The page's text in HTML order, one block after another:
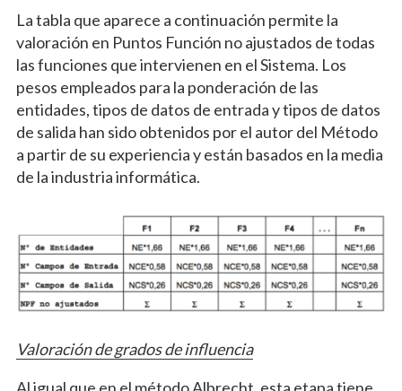
La tabla que aparece a continuación permite la
valoración en Puntos Función no ajustados de todas
las funciones que intervienen en el Sistema. Los
pesos empleados para la ponderación de las
entidades, tipos de datos de entrada y tipos de datos
de salida han sido obtenidos por el autor del Método
a partir de su experiencia y están basados en la media
de la industria informática.
Valoración de grados de influencia